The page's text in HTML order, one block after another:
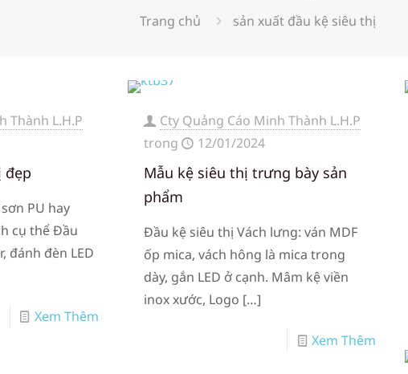
Trang chủ sản xuất đầu kệ siêu thị
Thành L.H.P
đẹp
PU hay
cụ thể Đầu
đánh đèn LED
Xem Thêm
Cty Quảng Cáo Minh Thành L.H.P
trong
12/01/2024
Mẫu kệ siêu thị trưng bày sản
phẩm
Đầu kệ siêu thị Vách lưng: ván MDF
ốp mica, vách hông là mica trong
dày, gắn LED ở cạnh. Mâm kệ viền
inox xước, Logo […]
Xem Thêm